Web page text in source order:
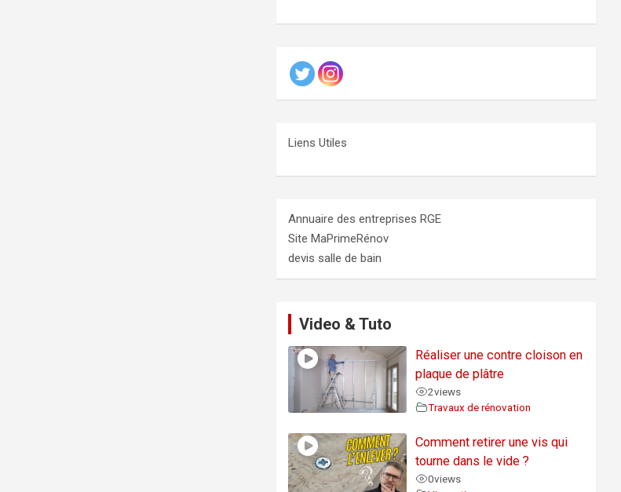
Liens Utiles
Annuaire des entreprises RGE
Site MaPrimeRénov
devis salle de bain
Video & Tuto
Réaliser une contre cloison en
plaque de plâtre
2views
Travaux de rénovation
Comment retirer une vis qui
tourne dans le vide ?
0views